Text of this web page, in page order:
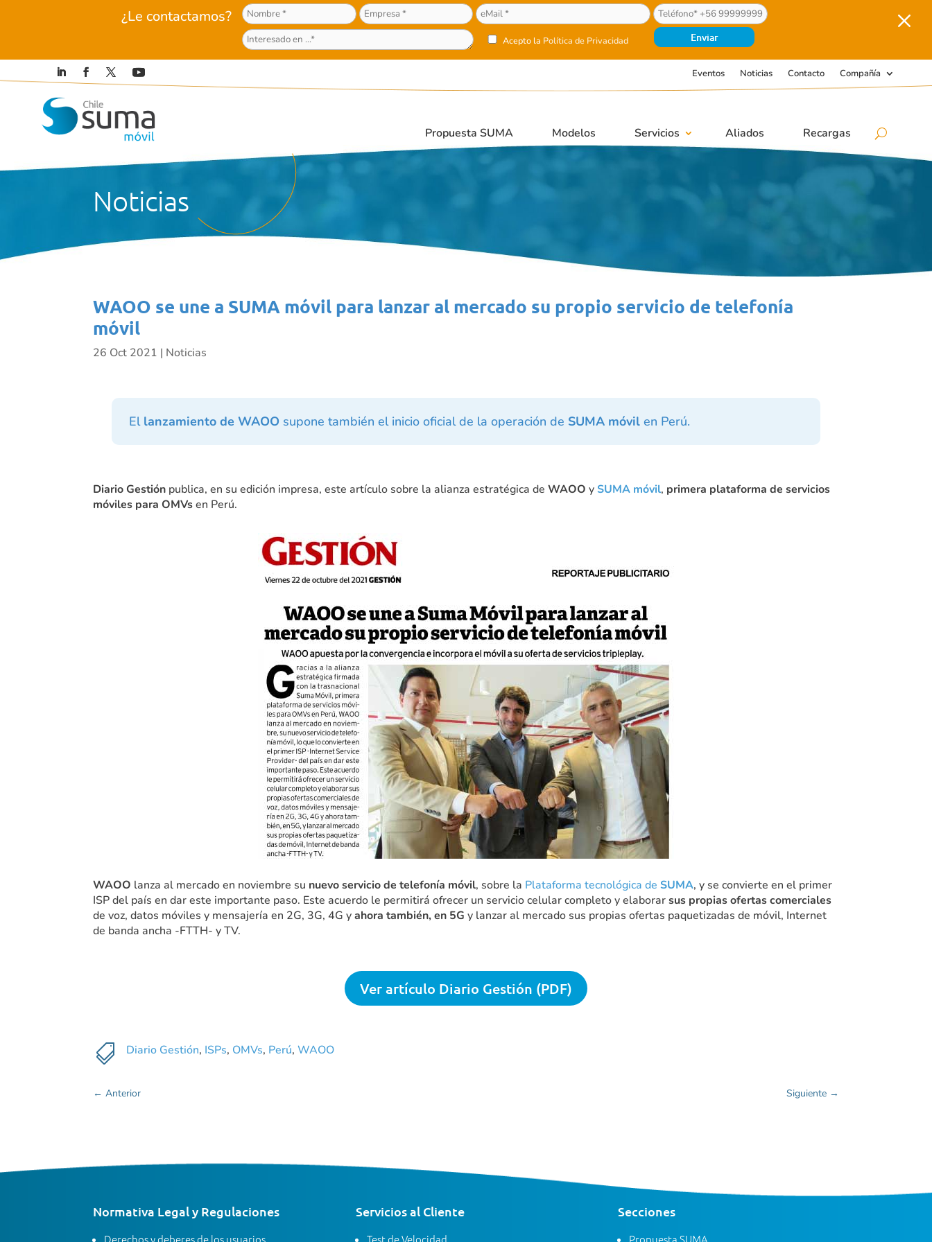
¿Le contactamos?
Acepto la Política de Privacidad
M
Eventos Noticias Contacto Compañía
Propuesta SUMA Modelos Servicios Aliados Recargas
Noticias
WAOO se une a SUMA móvil para lanzar al mercado su propio servicio de telefonía
móvil
26 Oct 2021 | Noticias
El lanzamiento de WAOO supone también el inicio oficial de la operación de SUMA móvil en Perú.
Diario Gestión publica, en su edición impresa, este artículo sobre la alianza estratégica deWAOO ySUMA móvil, primera plataforma de servicios
móviles para OMVsen Perú.
WAOO lanza al mercado en noviembre su nuevo servicio de telefonía móvil, sobre la Plataforma tecnológica deSUMA, y se convierte en el primer
ISP del país en dar este importante paso. Este acuerdo le permitirá ofrecer un servicio celular completo y elaborarsus propias ofertas comerciales
de voz, datos móviles y mensajería en 2G, 3G, 4G yahora también, en 5G y lanzar al mercado sus propias ofertas paquetizadas de móvil, Internet
de banda ancha -FTTH- y TV.
Ver artículo Diario Gestión (PDF)
 Diario Gestión, ISPs, OMVs, Perú, WAOO
←Anterior Siguiente→
Normativa Legal y Regulaciones
Derechos y deberes de los usuarios
Servicios al Cliente
Test de Velocidad
Secciones
Propuesta SUMA